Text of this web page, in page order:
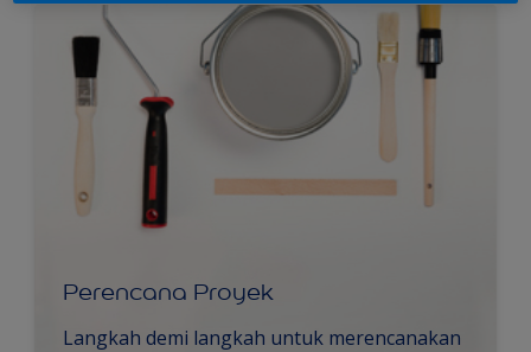
Perencana Proyek
Langkah demi langkah untuk merencanakan